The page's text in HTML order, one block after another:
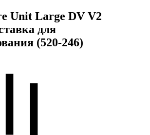
Unit Large DV V2
для
(520-246)